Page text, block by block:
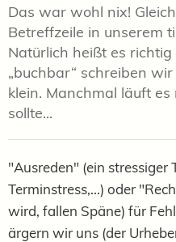
Das war wohl nix!
Betreffzeile in unserem
Natürlich heißt es
„buchbar“ schreiben
klein. Manchmal läuft
sollte...
"Ausreden" (ein stressiger
Terminstress,...) oder
wird, fallen Späne) für
ärgern wir uns (der